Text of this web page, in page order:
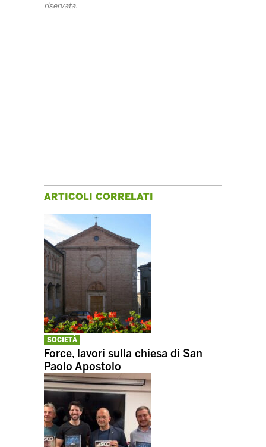
riservata.
ARTICOLI CORRELATI
SOCIETÀ
Force, lavori sulla chiesa di San
Paolo Apostolo